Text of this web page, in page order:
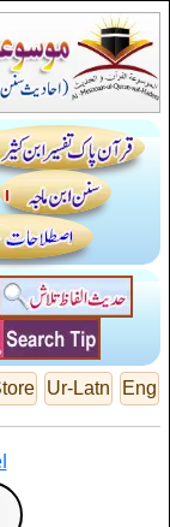
Eng
Ur-Latn